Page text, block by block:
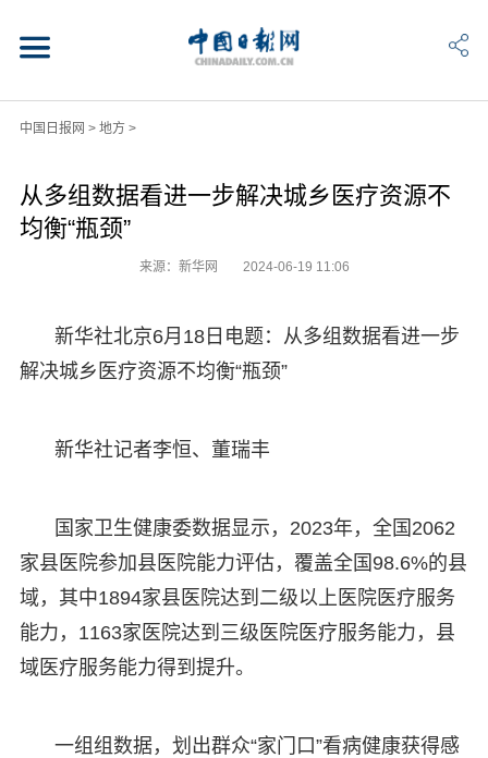
中国日报网 > 地方>
从多组数据看进一步解决城乡医疗资源不
均衡“瓶颈”
来源：新华网 2024-06-19 11:06
新华社北京6月18日电题：从多组数据看进一步
解决城乡医疗资源不均衡“瓶颈”
新华社记者李恒、董瑞丰
国家卫生健康委数据显示，2023年，全国2062
家县医院参加县医院能力评估，覆盖全国98.6%的县
域，其中1894家县医院达到二级以上医院医疗服务
能力，1163家医院达到三级医院医疗服务能力，县
域医疗服务能力得到提升。
一组组数据，划出群众“家门口”看病健康获得感